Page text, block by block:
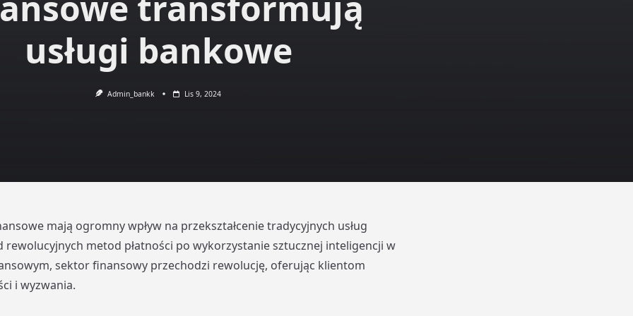
usługi bankowe
Admin_bankk Lis 9, 2024
mają ogromny wpływ na przekształcenie tradycyjnych usług
rewolucyjnych metod płatności po wykorzystanie sztucznej inteligencji w
sektor finansowy przechodzi rewolucję, oferując klientom
i wyzwania.